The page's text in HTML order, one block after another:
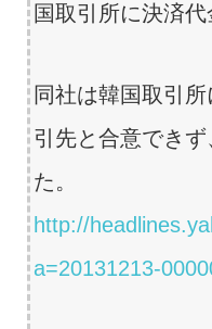
国取引所に決済代
同社は韓国取引
引先と合意でき
た。
http://
a=20131213-